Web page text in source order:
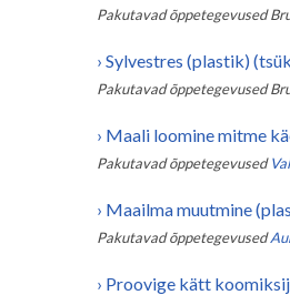
Pakutavad õppetegevused
› Sylvestres (plastik)
Pakutavad õppetegevused
› Maali loomine mitme
Pakutavad õppetegevused
› Maailma muutmine
Pakutavad õppetegevused
› Proovige kätt